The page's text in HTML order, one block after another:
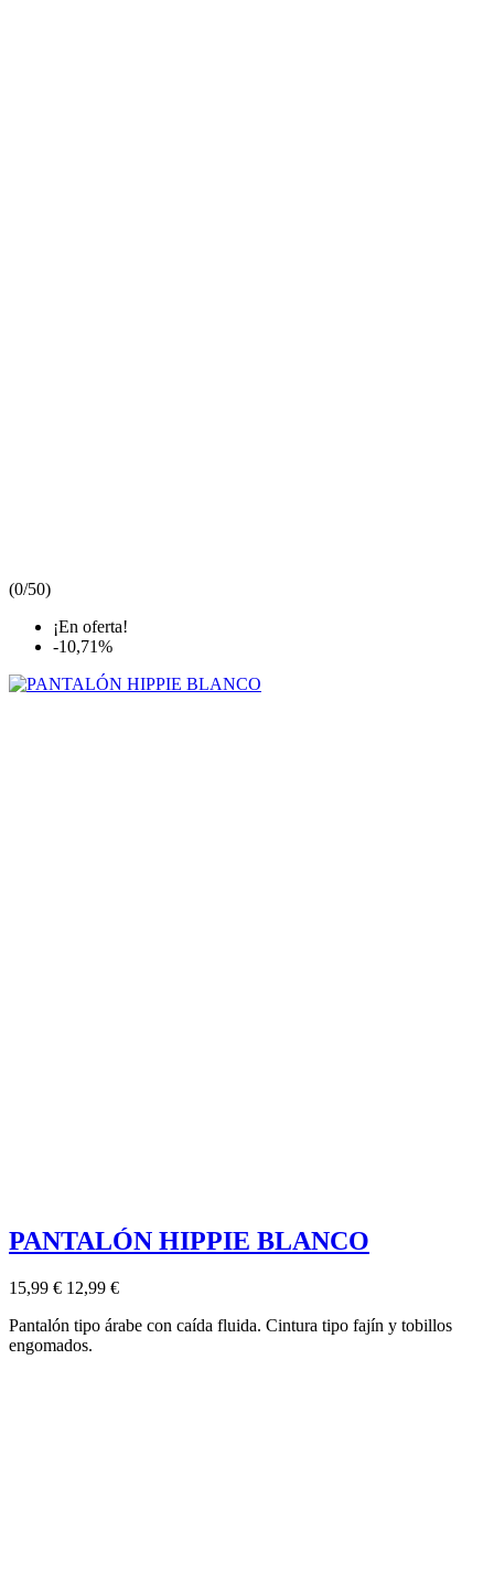
(0/50)
¡En oferta!
-10,71%
PANTALÓN HIPPIE BLANCO
15,99 € 12,99 €
Pantalón tipo árabe con caída fluida. Cintura tipo fajín y tobillos
engomados.